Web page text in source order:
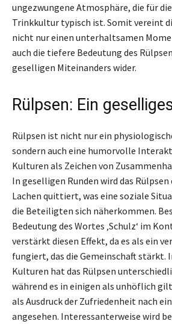
ungezwungene Atmosphäre, die für
Trinkkultur typisch ist. Somit vereint
nicht nur einen unterhaltsamen
auch die tiefere Bedeutung des
geselligen Miteinanders wider.
Rülpsen: Ein
Rülpsen ist nicht nur ein
sondern auch eine humorvolle
Kulturen als Zeichen von
In geselligen Runden wird das
Lachen quittiert, was eine soziale
die Beteiligten sich näherkommen.
Bedeutung des Wortes ‚Schulz‘ im
verstärkt diesen Effekt, da es als ein
fungiert, das die Gemeinschaft stärkt.
Kulturen hat das Rülpsen
während es in einigen als unhöflich
als Ausdruck der Zufriedenheit nach
angesehen. Interessanterweise wird